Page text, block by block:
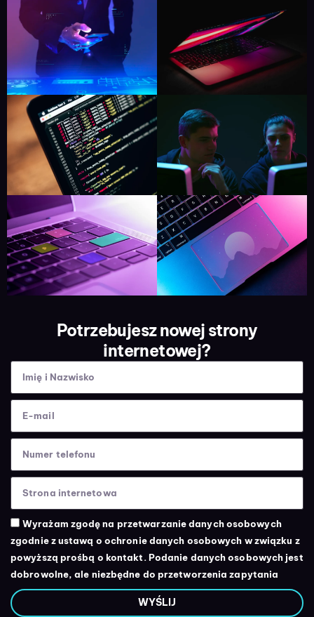
Potrzebujesz nowej strony
internetowej?
Wyrażam zgodę na przetwarzanie danych osobowych
zgodnie z ustawą o ochronie danych osobowych w związku z
powyższą prośbą o kontakt. Podanie danych osobowych jest
dobrowolne, ale niezbędne do przetworzenia zapytania
WYŚLIJ